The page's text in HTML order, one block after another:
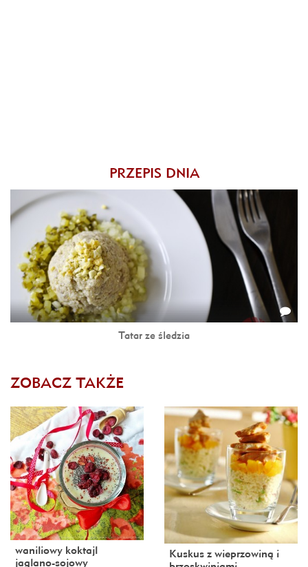
PRZEPIS DNIA
Tatar ze śledzia
ZOBACZ TAKŻE
waniliowy koktajl
jaglano-sojowy
Kuskus z wieprzowiną i